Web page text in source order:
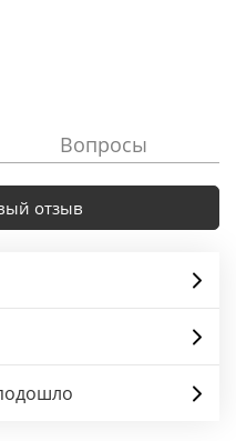
Вопросы
отзыв